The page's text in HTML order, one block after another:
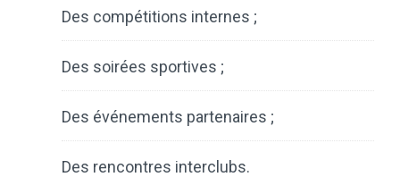
Des compétitions internes ;
Des soirées sportives ;
Des événements partenaires ;
Des rencontres interclubs.